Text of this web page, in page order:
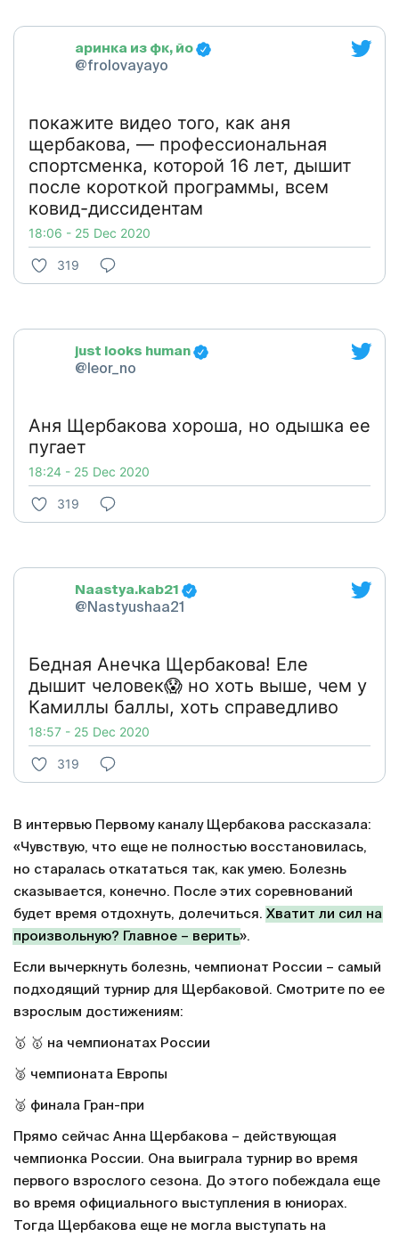
аринка из фк, йо
@frolovayayo
покажите видео того, как аня
щербакова, — профессиональная
спортсменка, которой 16 лет, дышит
после короткой программы, всем
ковид-диссидентам
18:06 - 25 Dec 2020
319
just looks human
@leor_no
Аня Щербакова хороша, но одышка ее
пугает
18:24 - 25 Dec 2020
319
Naastya.kab21
@Nastyushaa21
Бедная Анечка Щербакова! Еле
дышит человек😱 но хоть выше, чем у
Камиллы баллы, хоть справедливо
18:57 - 25 Dec 2020
319
В интервью Первому каналу Щербакова рассказала:
«Чувствую, что еще не полностью восстановилась,
но старалась откататься так, как умею. Болезнь
сказывается, конечно. После этих соревнований
будет время отдохнуть, долечиться. Хватит ли сил на
произвольную? Главное – верить».
Если вычеркнуть болезнь, чемпионат России – самый
подходящий турнир для Щербаковой. Смотрите по ее
взрослым достижениям:
🥇 🥇 на чемпионатах России
🥈 чемпионата Европы
🥈 финала Гран-при
Прямо сейчас Анна Щербакова – действующая
чемпионка России. Она выиграла турнир во время
первого взрослого сезона. До этого побеждала еще
во время официального выступления в юниорах.
Тогда Щербакова еще не могла выступать на